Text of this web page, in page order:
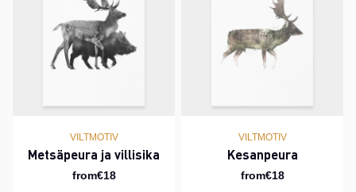
VILTMOTIV
Metsäpeura ja villisika
from€18
VILTMOTIV
Kesanpeura
from€18